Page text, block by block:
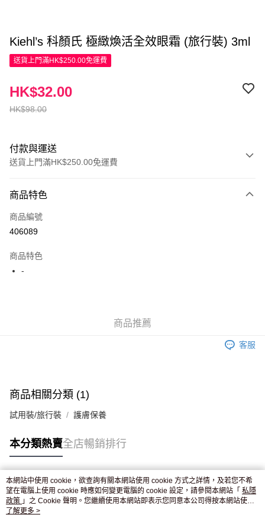
Kiehl’s 科顏氏 極緻煥活全效眼霜 (旅行裝) 3ml
送貨上門滿HK$250.00免運費
HK$98.00
HK$32.00
付款與運送
送貨上門滿HK$250.00免運費
信用卡
Apple Pay
JD京東物流，訂單確認發貨後2-4個工作天送達
商品特色
商品編號
406089
商品特色
-
商品推薦
客服
商品相關分類 (1)
試用裝/旅行裝 護膚保養
本分類熱賣全店暢銷排行
熱門標籤
熱銷排行
本網站中使用 cookie，欲查詢有關本網站使用 cookie 方式之詳情，及若您不希
望在電腦上使用 cookie 時應如何變更電腦的 cookie 設定，請參閱本網站「 私隱
政策 」之 Cookie 聲明。您繼續使用本網站即表示您同意本公司得按本網站使用
條款之 Cookie 聲明使用 cookie。
了解更多 >